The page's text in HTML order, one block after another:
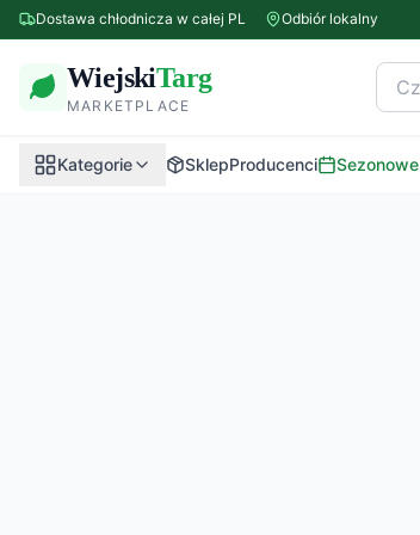
Dostawa chłodnicza w całej PL Odbiór lokalny
WiejskiTarg
MARKETPLACE
Kategorie SklepProducenci Sezonowe